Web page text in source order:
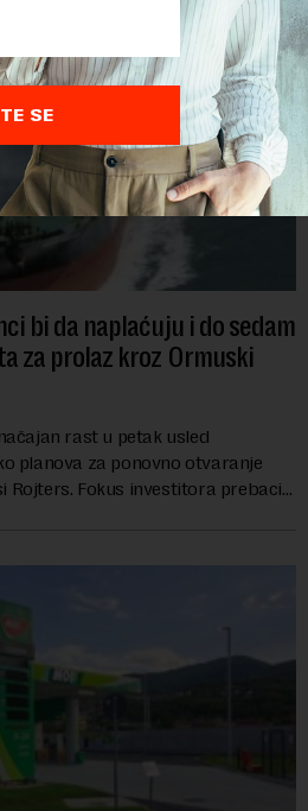
bi da naplaćuju i do sedam
za prolaz kroz Ormuski
rast u petak usled
planova za ponovno otvaranje
Rojters. Fokus investitora prebacio
SE